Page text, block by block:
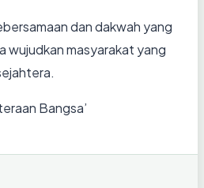
dan dakwah yang
wujudkan masyarakat yang
Bangsa’